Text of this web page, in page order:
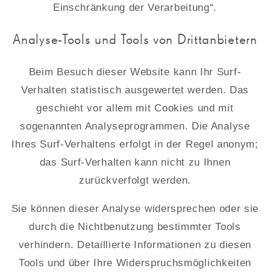
Einschränkung der Verarbeitung“.
Analyse-Tools und Tools von Drittanbietern
Beim Besuch dieser Website kann Ihr Surf-
Verhalten statistisch ausgewertet werden. Das
geschieht vor allem mit Cookies und mit
sogenannten Analyseprogrammen. Die Analyse
Ihres Surf-Verhaltens erfolgt in der Regel anonym;
das Surf-Verhalten kann nicht zu Ihnen
zurückverfolgt werden.
Sie können dieser Analyse widersprechen oder sie
durch die Nichtbenutzung bestimmter Tools
verhindern. Detaillierte Informationen zu diesen
Tools und über Ihre Widerspruchsmöglichkeiten